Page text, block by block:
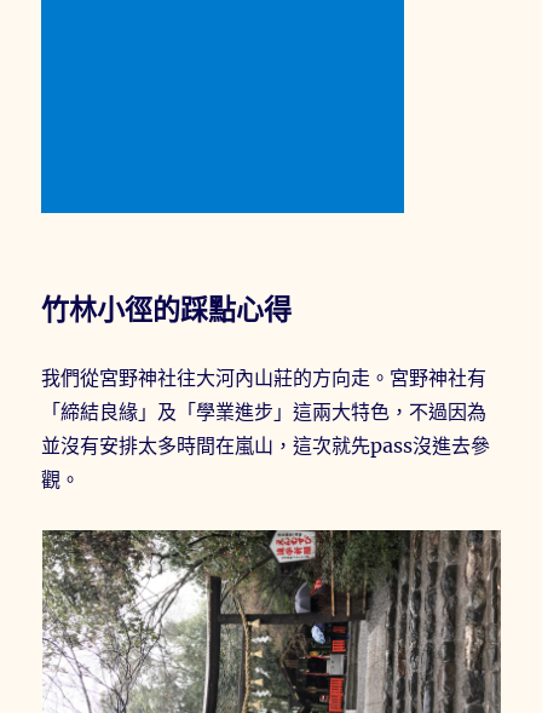
竹林小徑的踩點心得
我們從宮野神社往大河內山莊的方向走。宮野神社有
「締結良緣」及「學業進步」這兩大特色，不過因為
並沒有安排太多時間在嵐山，這次就先pass沒進去參
觀。